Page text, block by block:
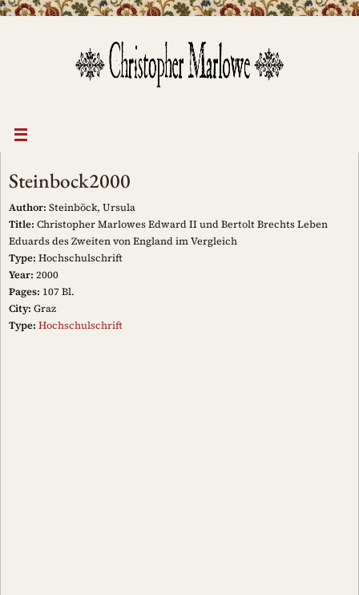
Steinbock2000
Author: Steinböck, Ursula
Title: Christopher Marlowes Edward II und Bertolt Brechts Leben
Eduards des Zweiten von England im Vergleich
Type: Hochschulschrift
Year: 2000
Pages: 107 Bl.
City: Graz
Type: Hochschulschrift